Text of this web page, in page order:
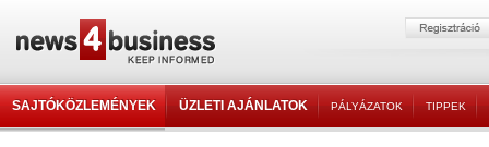
SAJTÓKÖZLEMÉNYEK ÜZLETI AJÁNLATOK PÁLYÁZATOK TIPPEK